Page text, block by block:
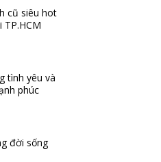
cũ siêu hot
tình yêu và
phúc
đời sống